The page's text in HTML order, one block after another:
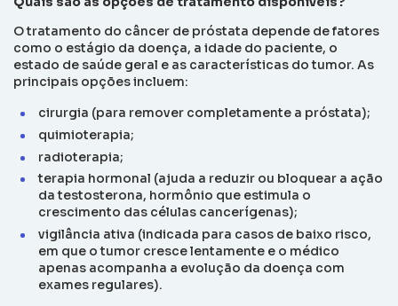
O tratamento do câncer de próstata depende de fatores
como o estágio da doença, a idade do paciente, o
estado de saúde geral e as características do tumor. As
principais opções incluem:
cirurgia (para remover completamente a próstata);
quimioterapia;
radioterapia;
terapia hormonal (ajuda a reduzir ou bloquear a ação
da testosterona, hormônio que estimula o
crescimento das células cancerígenas);
vigilância ativa (indicada para casos de baixo risco,
em que o tumor cresce lentamente e o médico
apenas acompanha a evolução da doença com
exames regulares).